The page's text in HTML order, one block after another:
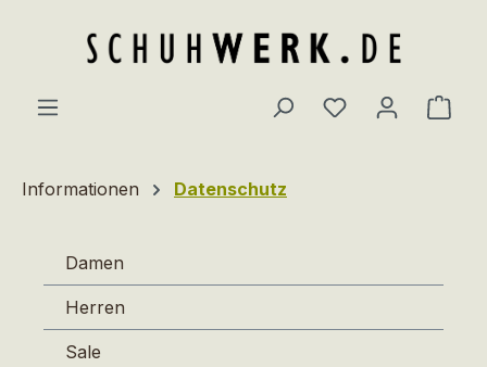
Du hast 0
Informationen Datenschutz
Damen
Herren
Sale